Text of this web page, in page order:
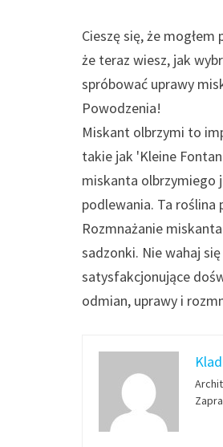
Cieszę się, że
że teraz wiesz, jak
spróbować uprawy
Powodzenia!
Miskant olbrzymi to
takie jak 'Kleine
miskanta olbrzymiego
podlewania. Ta roślina
Rozmnażanie
sadzonki. Nie wahaj
satysfakcjonujące
odmian, uprawy i